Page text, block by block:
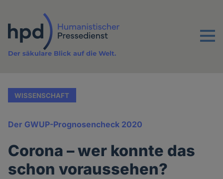
Inhalt
Menu
Der säkulare Blick auf die Welt.
WISSENSCHAFT
Der GWUP-Prognosencheck 2020
Corona – wer konnte das
schon voraussehen?